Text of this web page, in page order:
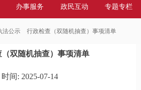
办事服务 政民互动 专题专栏
法公示 行政检查（双随机抽查）事项清单
（双随机抽查）事项清单
时间: 2025-07-14